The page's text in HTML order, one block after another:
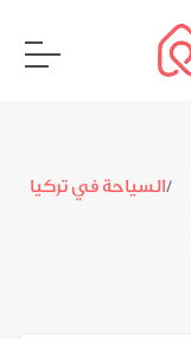
السياحة في تركيا